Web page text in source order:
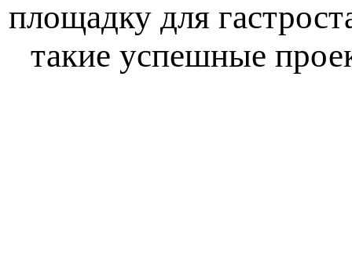
площадку для
такие успешные